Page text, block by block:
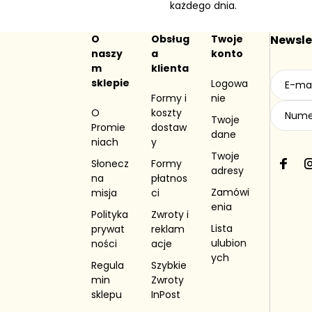
każdego dnia.
O
naszy
m
sklepie
O
Promie
niach
Słonecz
na
misja
Polityka
prywat
ności
Regula
min
sklepu
Obsług
a
klienta
Formy i
koszty
dostaw
y
Formy
płatnos
ci
Zwroty i
reklam
acje
Szybkie
Zwroty
InPost
Twoje
konto
Logowa
nie
Twoje
dane
Twoje
adresy
Zamówi
enia
Lista
ulubion
ych
F
I